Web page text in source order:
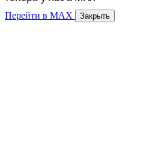
Перейти в MAX Закрыть